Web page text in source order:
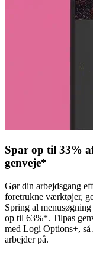
Spar op til 33%
genveje*
Gør din arbejdsgang
foretrukne værktøjer,
Spring al
op til 63%*. Tilpas
med Logi Options+,
arbejder på.